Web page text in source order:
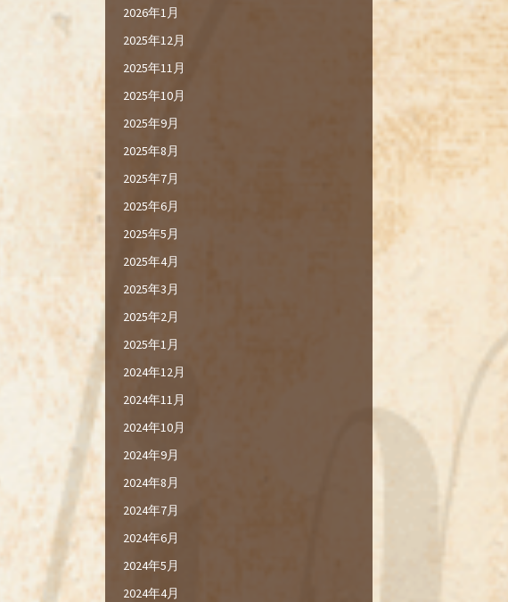
2026年1月
2025年12月
2025年11月
2025年10月
2025年9月
2025年8月
2025年7月
2025年6月
2025年5月
2025年4月
2025年3月
2025年2月
2025年1月
2024年12月
2024年11月
2024年10月
2024年9月
2024年8月
2024年7月
2024年6月
2024年5月
2024年4月